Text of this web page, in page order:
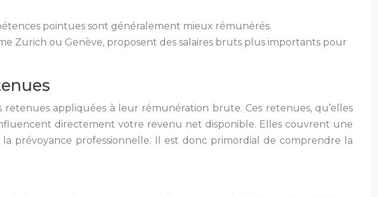
pointues sont généralement mieux rémunérés.
Zurich ou Genève, proposent des salaires bruts plus importants pour
appliquées à leur rémunération brute. Ces retenues, qu’elles
directement votre revenu net disponible. Elles couvrent une
prévoyance professionnelle. Il est donc primordial de comprendre la